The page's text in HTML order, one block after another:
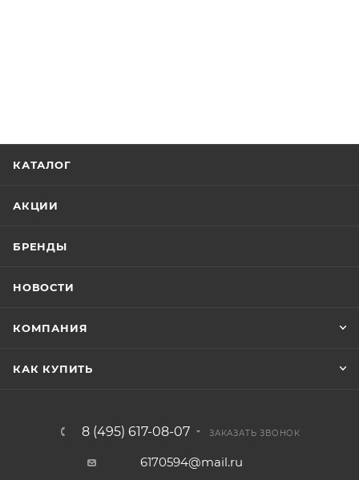
КАТАЛОГ
АКЦИИ
БРЕНДЫ
НОВОСТИ
КОМПАНИЯ
КАК КУПИТЬ
8 (495) 617-08-07 ЗАКАЗАТЬ ЗВОНОК
6170594@mail.ru